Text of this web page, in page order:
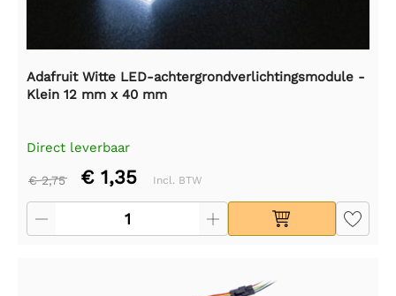
Adafruit Witte LED-achtergrondverlichtingsmodule -
Klein 12 mm x 40 mm
Direct leverbaar
€ 2,75 € 1,35 Incl. BTW